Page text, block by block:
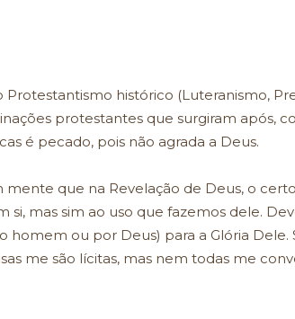
histórico (Luteranismo,
protestantes que surgiram após,
é pecado, pois não agrada a Deus.
que na Revelação de Deus, o
si, mas sim ao uso que fazemos dele.
homem ou por Deus) para a Glória Dele.
me são lícitas, mas nem todas me